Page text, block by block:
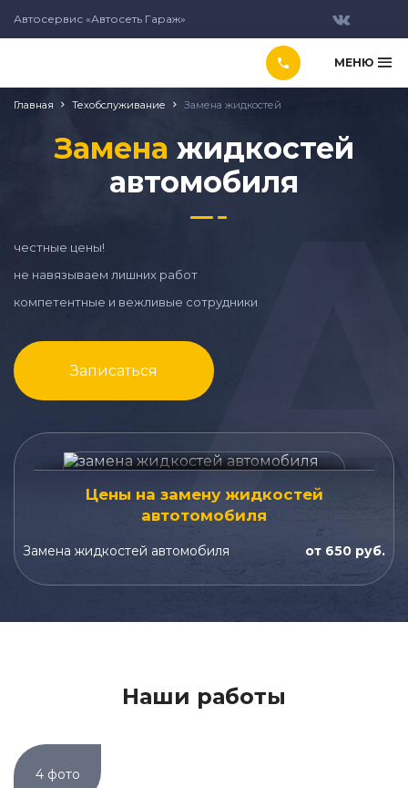
Автосервис «Автосеть Гараж»
МЕНЮ
Главная Техобслуживание Замена жидкостей
Замена жидкостей
автомобиля
честные цены!
не навязываем лишних работ
компетентные и вежливые сотрудники
Записаться
Цены на замену жидкостей
автотомобиля
Замена жидкостей автомобиля от 650 руб.
Наши работы
4 фото